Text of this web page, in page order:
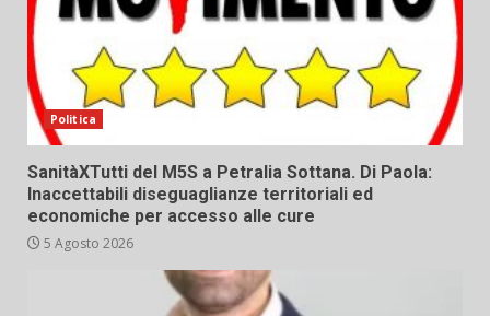
Politica
SanitàXTutti del M5S a Petralia Sottana. Di Paola:
Inaccettabili diseguaglianze territoriali ed
economiche per accesso alle cure
5 Agosto 2026